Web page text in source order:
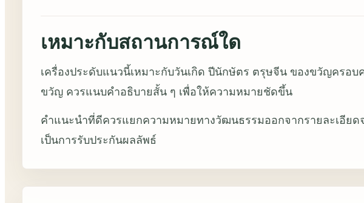
เหมาะกับสถานการณ์ใด
เครื่องประดับแนวนี้เหมาะกับวันเกิด ปีนักษัตร ตรุษจีน ของขวัญครอ
ขวัญ ควรแนบคำอธิบายสั้น ๆ เพื่อให้ความหมายชัดขึ้น
คำแนะนำที่ดีควรแยกความหมายทางวัฒนธรรมออกจากรายละเอีย
เป็นการรับประกันผลลัพธ์